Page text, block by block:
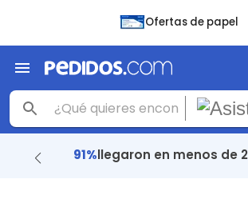
Ofertas de papel
+ 48 Milreseñas con4.8